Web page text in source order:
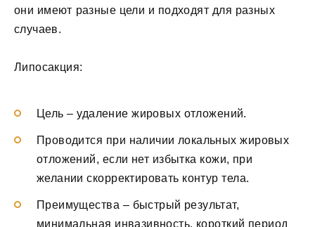
они имеют разные цели и подходят для разных
случаев.
Липосакция:
Цель – удаление жировых отложений.
Проводится при наличии локальных жировых
отложений, если нет избытка кожи, при
желании скорректировать контур тела.
Преимущества – быстрый результат,
минимальная инвазивность, короткий период